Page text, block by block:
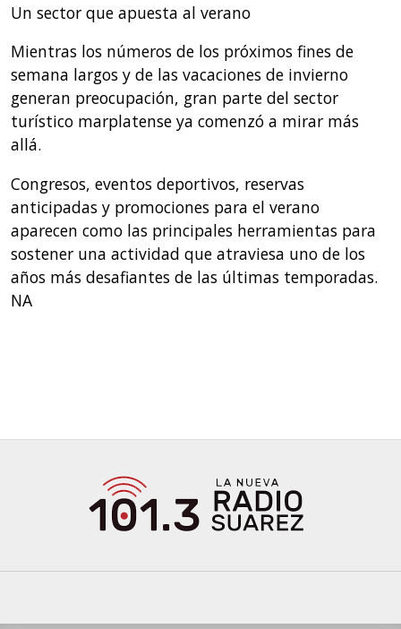
Un sector que apuesta al verano
Mientras los números de los próximos fines de
semana largos y de las vacaciones de invierno
generan preocupación, gran parte del sector
turístico marplatense ya comenzó a mirar más
allá.
Congresos, eventos deportivos, reservas
anticipadas y promociones para el verano
aparecen como las principales herramientas para
sostener una actividad que atraviesa uno de los
años más desafiantes de las últimas temporadas.
NA